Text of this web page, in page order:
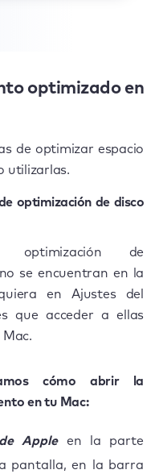
optimizado en
de optimizar espacio
utilizarlas.
optimización de disco
optimización de
se encuentran en la
en Ajustes del
que acceder a ellas
Mac.
cómo abrir la
en tu Mac:
Appleen la parte
pantalla, en la barra